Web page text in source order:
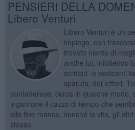
PENSIERI DELLA
Libero Venturi
Libero Venturi è un
impiego, con
trovato niente di
anche lui, infoltendo
scrittori -o sedicenti
sparuta, dei lettori.
pontederese, cerca in qualche modo,
ingannare il cazzo di tempo che
alla fine manca, nonché la vita, gli
stesso.